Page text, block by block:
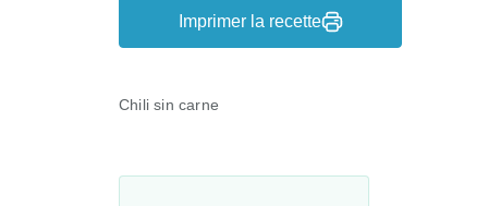
Imprimer la recette
Chili sin carne